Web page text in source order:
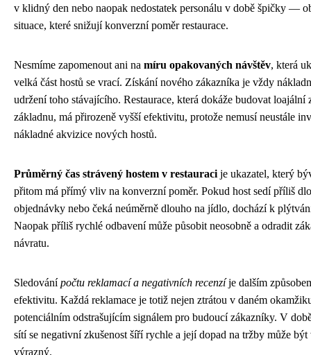
v klidný den nebo naopak nedostatek personálu v době špičky —
situace, které snižují konverzní poměr restaurace.
Nesmíme zapomenout ani na míru opakovaných návštěv, která
velká část hostů se vrací. Získání nového zákazníka je vždy
udržení toho stávajícího. Restaurace, která dokáže budovat loajální
základnu, má přirozeně vyšší efektivitu, protože nemusí neustále
nákladné akvizice nových hostů.
Průměrný čas strávený hostem v restauraci je ukazatel, který
přitom má přímý vliv na konverzní poměr. Pokud host sedí příliš
objednávky nebo čeká neúměrně dlouho na jídlo, dochází k
Naopak příliš rychlé odbavení může působit neosobně a odradit
návratu.
Sledovánípočtu reklamací a negativních recenzíje dalším
efektivitu. Každá reklamace je totiž nejen ztrátou v daném
potenciálním odstrašujícím signálem pro budoucí zákazníky. V
sítí se negativní zkušenost šíří rychle a její dopad na tržby může být
výrazný.